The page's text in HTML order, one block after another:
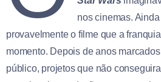
nos cinemas.
provavelmente o filme que a
momento. Depois de anos
público, projetos que não